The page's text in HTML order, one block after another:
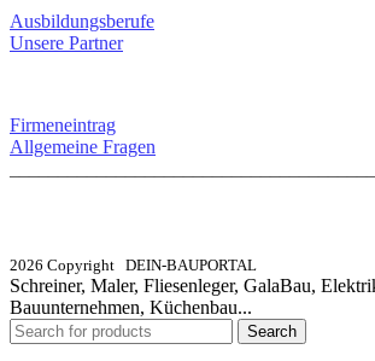
Ausbildungsberufe
Unsere Partner
Firmeneintrag
Allgemeine Fragen
2026 Copyright DEIN-BAUPORTAL
Schreiner, Maler, Fliesenleger, GalaBau,
Bauunternehmen, Küchenbau...
Search